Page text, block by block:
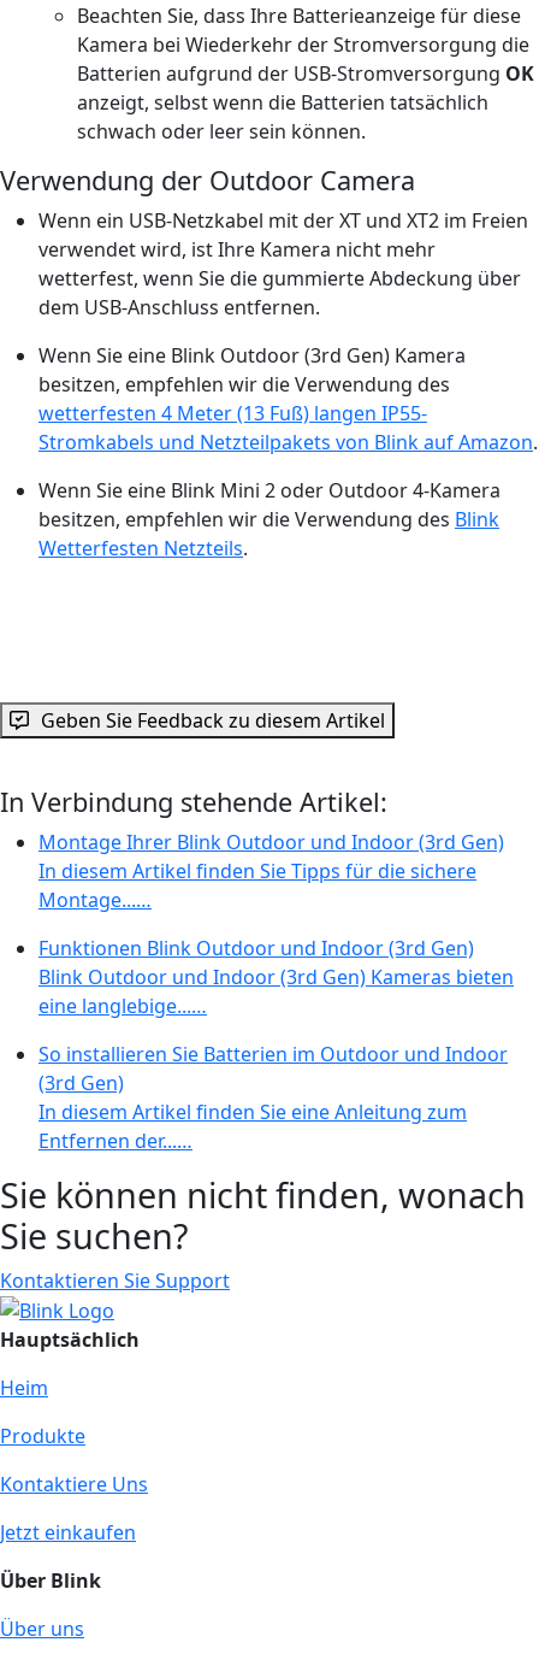
Beachten Sie, dass Ihre Batterieanzeige für diese
Kamera bei Wiederkehr der Stromversorgung die
Batterien aufgrund der USB-Stromversorgung OK
anzeigt, selbst wenn die Batterien tatsächlich
schwach oder leer sein können.
Verwendung der Outdoor Camera
Wenn ein USB-Netzkabel mit der XT und XT2 im Freien
verwendet wird, ist Ihre Kamera nicht mehr
wetterfest, wenn Sie die gummierte Abdeckung über
dem USB-Anschluss entfernen.
Wenn Sie eine Blink Outdoor (3rd Gen) Kamera
besitzen, empfehlen wir die Verwendung des
wetterfesten 4 Meter (13 Fuß) langen IP55-
Stromkabels und Netzteilpakets von Blink auf Amazon.
Wenn Sie eine Blink Mini 2 oder Outdoor 4-Kamera
besitzen, empfehlen wir die Verwendung des Blink
Wetterfesten Netzteils.
Geben Sie Feedback zu diesem Artikel
In Verbindung stehende Artikel:
Montage Ihrer Blink Outdoor und Indoor (3rd Gen)
In diesem Artikel finden Sie Tipps für die sichere
Montage...…
Funktionen Blink Outdoor und Indoor (3rd Gen)
Blink Outdoor und Indoor (3rd Gen) Kameras bieten
eine langlebige...…
So installieren Sie Batterien im Outdoor und Indoor
(3rd Gen)
In diesem Artikel finden Sie eine Anleitung zum
Entfernen der...…
Sie können nicht finden, wonach
Sie suchen?
Kontaktieren Sie Support
Hauptsächlich
Heim
Produkte
Kontaktiere Uns
Jetzt einkaufen
Über Blink
Über uns